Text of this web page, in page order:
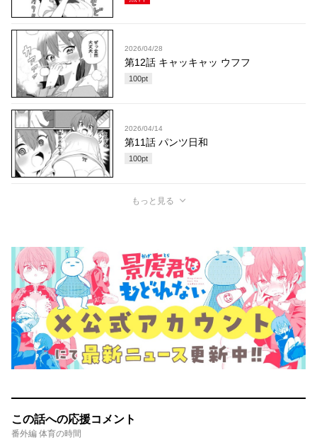
2026/04/28
第12話 キャッキャッ ウフフ
100pt
2026/04/14
第11話 パンツ日和
100pt
もっと見る
この話への応援コメント
番外編 体育の時間